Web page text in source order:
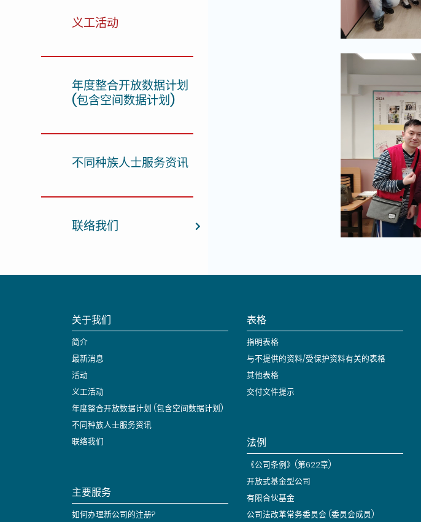
义工活动
年度整合开放数据计划
(包含空间数据计划)
不同种族人士服务资讯
联络我们
关于我们
简介
最新消息
活动
义工活动
年度整合开放数据计划 (包含空间数据计划)
不同种族人士服务资讯
联络我们
主要服务
如何办理新公司的注册?
表格
指明表格
与不提供的资料/受保护资料有关的表格
其他表格
交付文件提示
法例
《公司条例》(第622章)
开放式基金型公司
有限合伙基金
公司法改革常务委员会 (委员会成员)